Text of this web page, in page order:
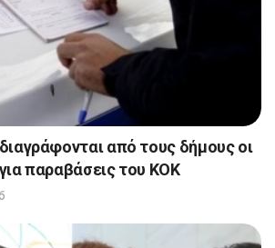
από τους δήμους οι
παραβάσεις του ΚΟΚ